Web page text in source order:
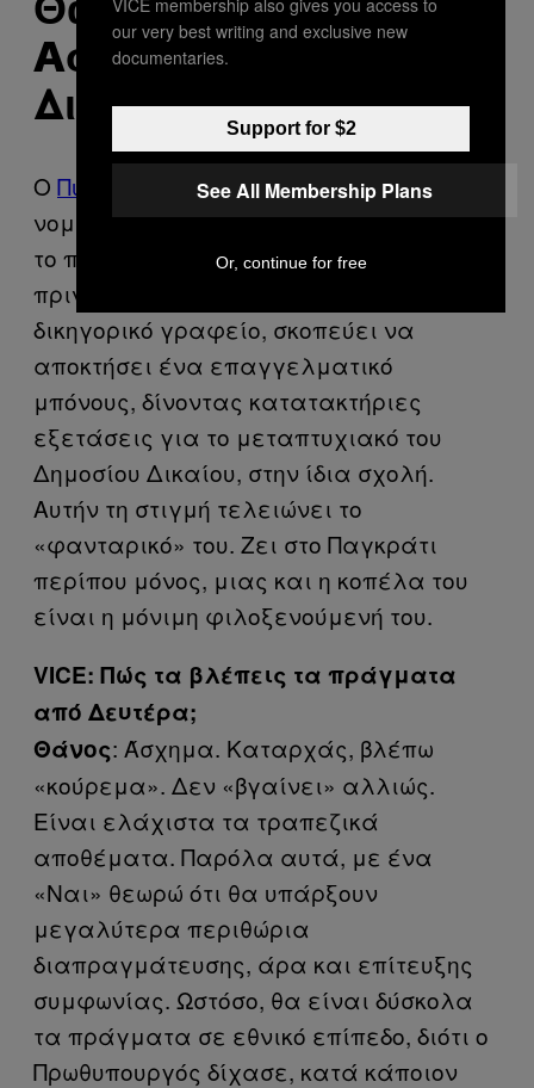
Θάνος, 24 Ετών,
Aσκούμενος
Δικηγόρος
Ο Πυργιώτης
Θάνος είναι νέος στον
νομικό «στίβο». Μέσα στον χρόνο, πήρε
το πτυχίο του στη Νομική Αθηνών και,
πριν αναλάβει το οικογενειακό
δικηγορικό γραφείο, σκοπεύει να
αποκτήσει ένα επαγγελματικό
μπόνους, δίνοντας κατατακτήριες
εξετάσεις για το μεταπτυχιακό του
Δημοσίου Δικαίου, στην ίδια σχολή.
Αυτήν τη στιγμή τελειώνει το
«φανταρικό» του. Ζει στο Παγκράτι
περίπου μόνος, μιας και η κοπέλα του
είναι η μόνιμη φιλοξενούμενή του.
VICE: Πώς τα βλέπεις τα πράγματα
από Δευτέρα;
Θάνος: Άσχημα. Καταρχάς, βλέπω
«κούρεμα». Δεν «βγαίνει» αλλιώς.
Είναι ελάχιστα τα τραπεζικά
αποθέματα. Παρόλα αυτά, με ένα
«Ναι» θεωρώ ότι θα υπάρξουν
μεγαλύτερα περιθώρια
διαπραγμάτευσης, άρα και επίτευξης
συμφωνίας. Ωστόσο, θα είναι δύσκολα
τα πράγματα σε εθνικό επίπεδο, διότι ο
Πρωθυπουργός δίχασε, κατά κάποιον
our very best writing and exclusive new
documentaries.
Support for $2
See All Membership Plans
Or, continue for free